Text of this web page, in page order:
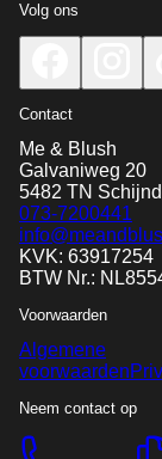
Volg ons
Contact
Me & Blush
Galvaniweg 20
5482 TN
073-7200441
KVK: 63917254
BTW Nr.:
Voorwaarden
Algemene
voorwaarden
Neem contact op